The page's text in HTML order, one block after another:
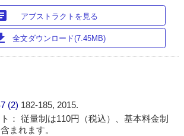
アブストラクトを見る
全文ダウンロード(7.45MB)
(2) 182-185, 2015.
： 従量制は110円（税込）、基本料金制
まれます。